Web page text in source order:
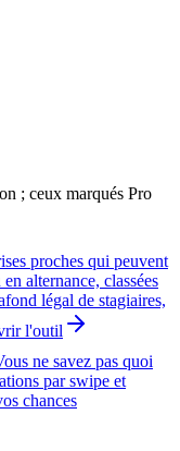
; ceux marqués Pro
proches qui peuvent
alternance, classées
légal de stagiaires,
l'outil
ne savez pas quoi
par swipe et
chances